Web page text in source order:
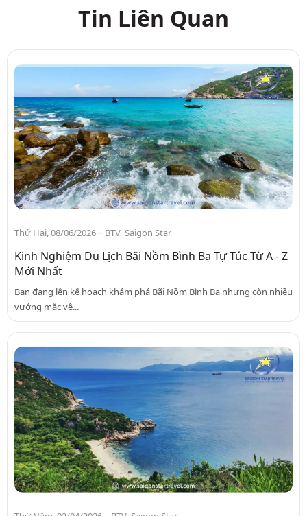
Tin Liên Quan
Thứ Hai, 08/06/2026 - BTV_Saigon Star
Kinh Nghiệm Du Lịch Bãi Nồm Bình Ba Tự Túc Từ A - Z
Mới Nhất
Bạn đang lên kế hoạch khám phá Bãi Nồm Bình Ba nhưng còn nhiều
vướng mắc về...